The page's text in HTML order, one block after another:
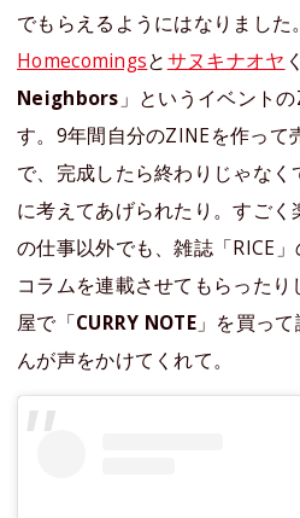
でもらえるようにはなりました
Homecomingsとサヌキナオヤ
Neighbors 」というイベント
す。9年間自分のZINEを作って
で、完成したら終わりじゃな
に考えてあげられたり。すご
の仕事以外でも、雑誌「RICE
コラムを連載させてもらった
屋で「CURRY NOTE 」を買っ
んが声をかけてくれて。